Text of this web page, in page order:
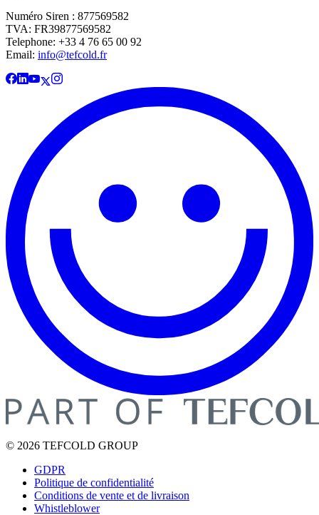
Numéro Siren : 877569582
TVA: FR39877569582
Telephone: +33 4 76 65 00 92
Email: info@tefcold.fr
© 2026 TEFCOLD GROUP
GDPR
Politique de confidentialité
Conditions de vente et de livraison
Whistleblower